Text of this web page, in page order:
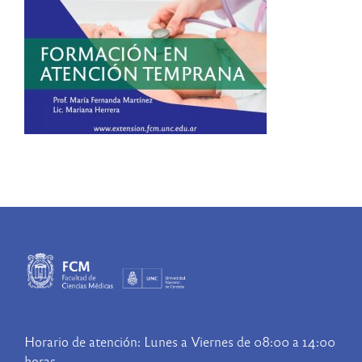
Horario de atención: Lunes a Viernes de 08:00 a 14:00